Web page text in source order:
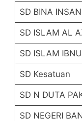
SD BINA
SD ISLAM AL
SD ISLAM
SD Kesatuan
SD N DUTA
SD NEGERI